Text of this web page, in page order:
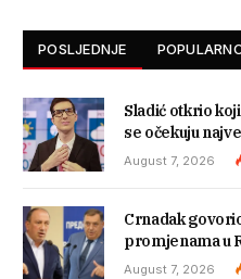
POSLJEDNJE
Sladić otkrio
se očekuju
August 7, 2026
Crnadak
promjenama u
August 7, 2026